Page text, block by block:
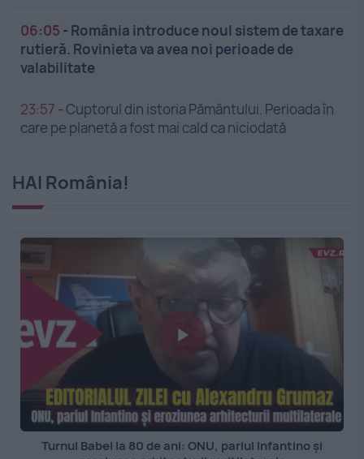
06:05 - România introduce noul sistem de taxare
rutieră. Rovinieta va avea noi perioade de
valabilitate
23:57 -Cuptorul din istoria Pământului. Perioada în
care pe planetă a fost mai cald ca niciodată
HAI România!
Turnul Babel la 80 de ani: ONU, pariul Infantino și